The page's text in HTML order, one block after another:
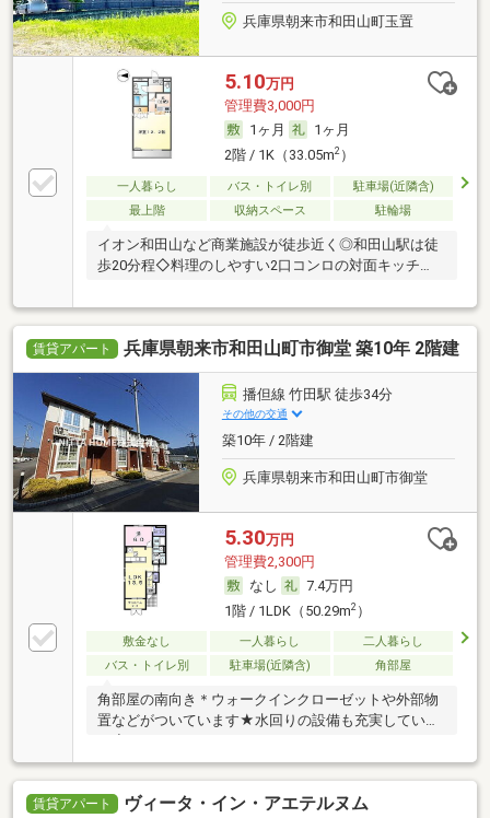
兵庫県朝来市和田山町玉置
5.10万円
管理費3,000円
1ヶ月
1ヶ月
2階 / 1K（33.05m2）
一人暮らし バス・トイレ別
駐車場(近隣含)
最上階
収納スペース 駐輪場
イオン和田山など商業施設が徒歩近く◎和田山駅は徒
歩20分程◇料理のしやすい2口コンロの対面キッチ
賃貸アパート 兵庫県朝来市和田山町市御堂 築10年 2階建
播但線 竹田駅 徒歩34分
その他の交通
築10年 / 2階建
兵庫県朝来市和田山町市御堂
5.30万円
管理費2,300円
なし
7.4万円
1階 / 1LDK（50.29m2）
敷金なし 一人暮らし
二人暮らし
バス・トイレ別
駐車場(近隣含) 角部屋
角部屋の南向き＊ウォークインクローゼットや外部物
置などがついています★水回りの設備も充実していま
賃貸アパート ヴィータ・イン・アエテルヌム